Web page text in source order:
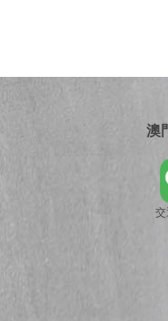
澳
交